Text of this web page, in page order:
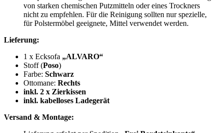
von starken chemischen Putzmitteln oder eines Trockners
nicht zu empfehlen. Für die Reinigung sollten nur spezielle,
für Polstermöbel geeignete, Mittel verwendet werden.
Lieferung:
1 x Ecksofa „ALVARO“
Stoff (Poso)
Farbe: Schwarz
Ottomane: Rechts
inkl. 2 x Zierkissen
inkl. kabelloses Ladegerät
Versand & Montage: